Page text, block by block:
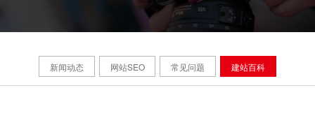
新闻动态 网站SEO 常见问题 建站百科